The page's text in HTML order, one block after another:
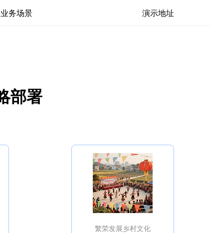
业务场景 演示地址
部署
繁荣发展乡村文化